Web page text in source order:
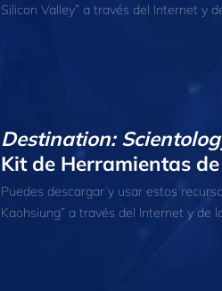
Silicon Valley” a través del Internet y
Destination:
Kit de Herramientas
Puedes descargar y usar estos
Kaohsiung” a través del Internet y de